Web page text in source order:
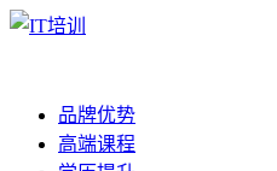
品牌优势
高端课程